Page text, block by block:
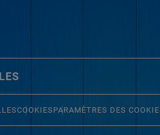
COOKIES PARAMÈTRES DES